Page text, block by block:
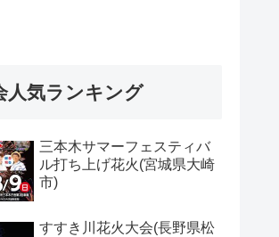
人気ランキング
三本木サマーフェスティバ
ル打ち上げ花火(宮城県大崎
市)
すすき川花火大会(長野県松